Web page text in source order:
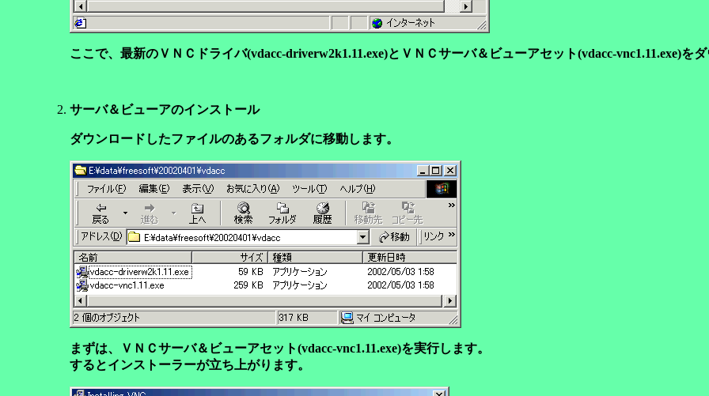
ここで、最新のＶＮＣドライバ(vdacc-driverw2k1.11.exe)とＶＮＣサーバ＆ビューアセット(vdacc-vnc1.11.exe)をダ
サーバ＆ビューアのインストール
ダウンロードしたファイルのあるフォルダに移動します。
まずは、ＶＮＣサーバ＆ビューアセット(vdacc-vnc1.11.exe)を実行します。
するとインストーラーが立ち上がります。